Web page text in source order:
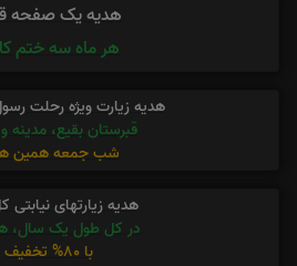
هدیه یک صفحه
هر ماه سه ختم
هدیه زیارت ویژه رحلت
قبرستان بقیع، مدینه
شب جمعه همین
هدیه زیارتهای
در کل طول یک سال،
با 80% تخفیف